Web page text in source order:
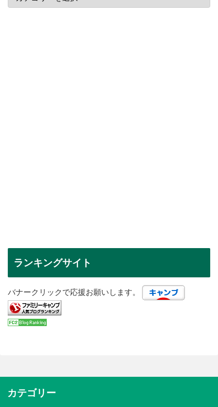
ランキングサイト
バナークリックで応援お願いします。
カテゴリー